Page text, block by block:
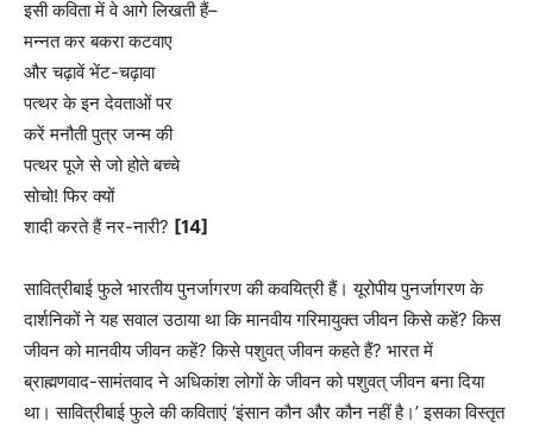
इसी कविता में वे आगे लिखती हैं–
मन्नत कर बकरा कटवाए
और चढ़ावें भेंट-चढ़ावा
पत्थर के इन देवताओं पर
करें मनौती पुत्र जन्म की
पत्थर पूजे से जो होते बच्चे
सोचो! फिर क्यों
शादी करते हैं नर-नारी? [14]
सावित्रीबाई फुले भारतीय पुनर्जागरण की कवयित्री हैं। यूरोपीय पुनर्जागरण के
दार्शनिकों ने यह सवाल उठाया था कि मानवीय गरिमायुक्त जीवन किसे कहें? किस
जीवन को मानवीय जीवन कहें? किसे पशुवत् जीवन कहते हैं? भारत में
ब्राह्मणवाद-सामंतवाद ने अधिकांश लोगों के जीवन को पशुवत् जीवन बना दिया
था। सावित्रीबाई फुले की कविताएं ‘इंसान कौन और कौन नहीं है।’ इसका विस्तृत